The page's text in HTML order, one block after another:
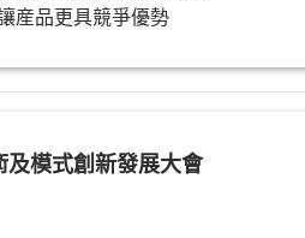
産品更具競爭優勢
及模式創新發展大會